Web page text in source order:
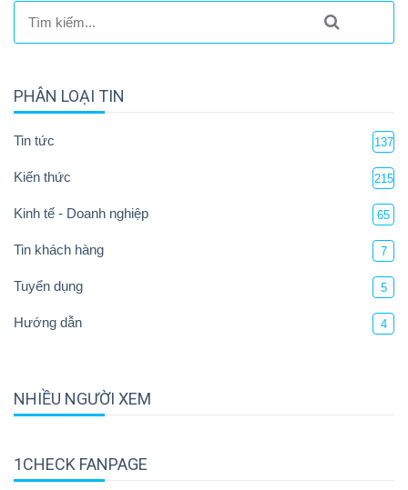
PHÂN LOẠI TIN
Tin tức 137
Kiến thức 215
Kinh tế - Doanh nghiệp 65
Tin khách hàng 7
Tuyển dụng 5
Hướng dẫn 4
NHIỀU NGƯỜI XEM
1CHECK FANPAGE